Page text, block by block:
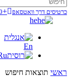
כרטיסים דרך וואטסאפ +972503515651
he
En
ראשי תוצאות חיפוש